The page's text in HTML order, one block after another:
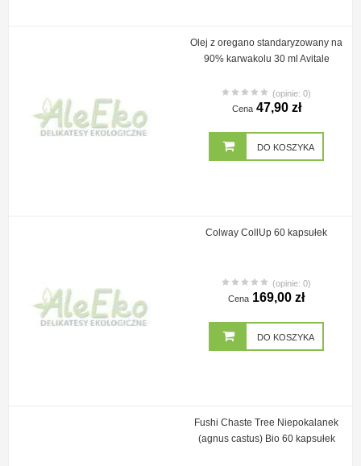
Olej z oregano standaryzowany na
90% karwakolu 30 ml Avitale
(opinie: 0)
Cena 47,90 zł
DO KOSZYKA
Colway CollUp 60 kapsułek
(opinie: 0)
Cena 169,00 zł
DO KOSZYKA
Fushi Chaste Tree Niepokalanek
(agnus castus) Bio 60 kapsułek